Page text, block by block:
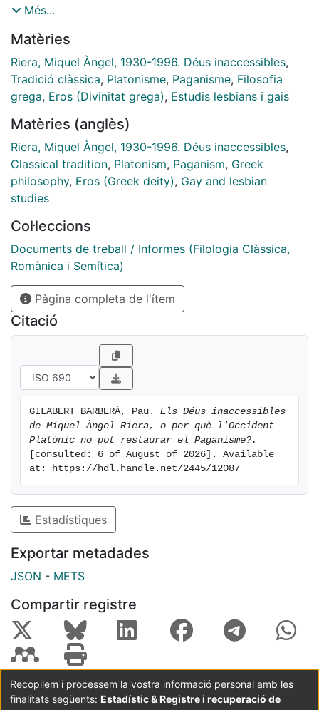
Versió de l'article anteriorment publicat a: Anuari de
núm. 4 (1993), p. 45-62
Més...
Matèries
Riera, Miquel Àngel, 1930-1996. Déus inaccessibles,
Tradició clàssica, Platonisme, Paganisme, Filosofia
grega, Eros (Divinitat grega), Estudis lesbians i gais
Matèries (anglès)
Riera, Miquel Àngel, 1930-1996. Déus inaccessibles,
Classical tradition, Platonism, Paganism, Greek
philosophy, Eros (Greek deity), Gay and lesbian
studies
Col·leccions
Documents de treball / Informes (Filologia Clàssica,
Romànica i Semítica)
Pàgina completa de l'ítem
Citació
GILABERT BARBERÀ, Pau. Els Déus inaccessibles
de Miquel Àngel Riera, o per què l'Occident
Platònic no pot restaurar el Paganisme?.
[consulted: 6 of August of 2026]. Available
at: https://hdl.handle.net/2445/12087
Estadístiques
Exportar metadades
JSON - METS
Compartir registre
Coordinació:CRAI UB Avís legal
Metadades
Recopilem i processem la vostra informació personal amb les
finalitats següents: Estadístic & Registre i recuperació de